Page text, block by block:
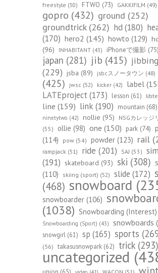
freestyle (50) FTWO (73) GAKKIFILM (49)
gopro (432) ground (252)
groundtrick(262) hd(180)
(170) hero2 (145) howto (129)
(96)
INHABITANT (43) iPhoneで撮影 (75)
japan (281) jib (415) jibbing
(229) jsba (89) jsbcスノータウン (48)
(425)
jwsc (52) kicker (42) label
LATEproject(173) lesson (61)
line (159) link (190) mountain (68)
ninetytwo (42) nollie (95)
NSGカレッジ
(55)
ollie (98) one (150) park (74)
(114)
pow (54) powder (123) rail
rampjack (51) ride (201) SAJ (53)
(191) skateboard (93) ski (308)
(110)
skiing (sport) (52) slide (172)
(468) snowboard
snowboarder (106)
(1038) Snowboarding (Interest)
Snowboarding (Sport) (43) snowboards
snowgirl (61) sp (165) sports
(56) takasusnowpark (62) trick (293)
uncategorized